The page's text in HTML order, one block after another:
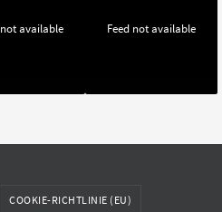
not available Feed not available
COOKIE-RICHTLINIE (EU)